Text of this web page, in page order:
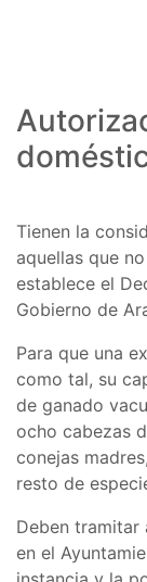
Tienen la
aquellas que
establece el
Gobierno de
Para que una
como tal, su
de ganado
ocho cabezas
conejas
resto de
Deben
en el